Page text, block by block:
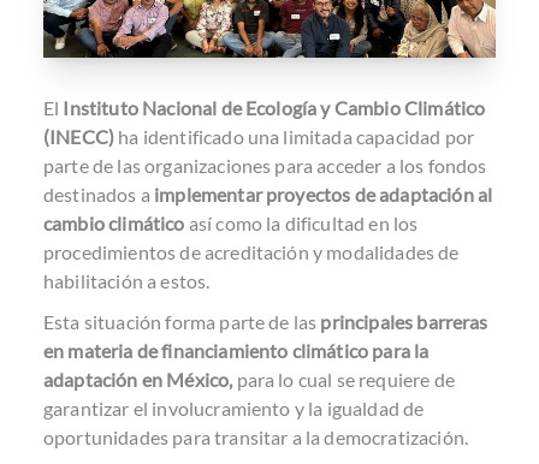
El Instituto Nacional de Ecología y Cambio Climático
(INECC) ha identificado una limitada capacidad por
parte de las organizaciones para acceder a los fondos
destinados a implementar proyectos de adaptación al
cambio climático así como la dificultad en los
procedimientos de acreditación y modalidades de
habilitación a estos.
Esta situación forma parte de las principales barreras
en materia de financiamiento climático para la
adaptación en México, para lo cual se requiere de
garantizar el involucramiento y la igualdad de
oportunidades para transitar a la democratización.